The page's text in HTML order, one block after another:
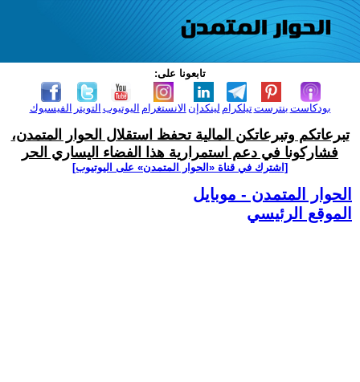
تابعونا على:
الفيسبوك التويتر اليوتيوب الانستغرام لينكدإن تيلكرامبنترست بودكاست
تبرعاتكم وتبرعاتكن المالية تحفظ استقلال الحوار المتمدن،
فشاركونا في دعم استمرارية هذا الفضاء اليساري الحر
[اشترك في قناة ‫«الحوار المتمدن» على اليوتيوب]
الحوار المتمدن - موبايل
الموقع الرئيسي